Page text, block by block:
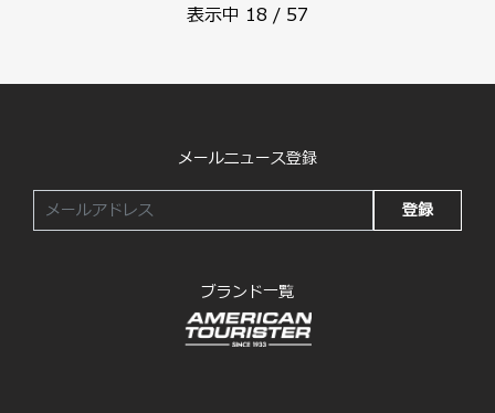
表示中 18 / 57
メールニュース登録
登録
ブランド一覧